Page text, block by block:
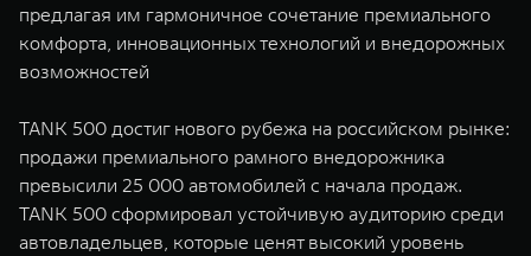
Веди за собой
от 6 499 000 ₽ от 10
TANK ФИНАНСЫ
TANK Кредит
TANK Страхование
ЦИФРОВЫЕ СЕРВИСЫ TANK
Цифровые сервисы TANK
предлагая им гармоничное сочетание премиального
комфорта, инновационных технологий и внедорожных
возможностей
TANK 500 достиг нового рубежа на российском рынке:
продажи премиального рамного внедорожника
превысили 25 000 автомобилей с начала продаж.
TANK 500 сформировал устойчивую аудиторию среди
автовладельцев, которые ценят высокий уровень